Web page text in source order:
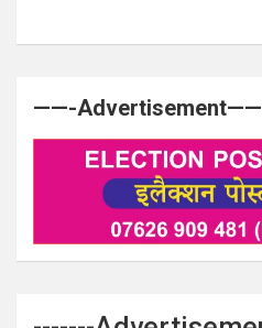
——-Advertisement——